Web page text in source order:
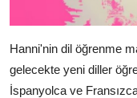
Hanni'nin dil öğrenme
gelecekte yeni diller
İspanyolca ve